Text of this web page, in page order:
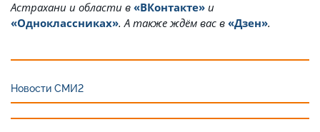
Астрахани и области в «ВКонтакте» и
«Одноклассниках». А также ждём вас в «Дзен».
Новости СМИ2